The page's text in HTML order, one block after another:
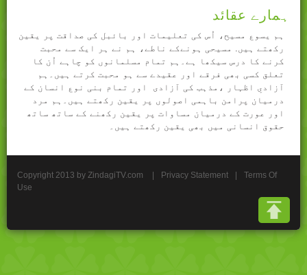
ہمارے عقائد
ہم یسوع مسیح، اُس کی تعلیمات اور بائبل کی صداقت پر یقین
رکھتے ہیں. مسیحی ہونےکے ناطے، ہم نے ہر ایک سے محبت
کرنے کا درس سیکھا ہے۔ہم تمام مسلمانوں کو چاہے اُن کا
تعلق کسی بھی فرقے اور عقیدے سے ہو محبت کرتے ہیں۔ہم
آزادیِ اظہار ،مذہب کی آزادی اور تمام بنی نوع انسان کے
درمیان پرامن باہمی اصولوں پر یقین رکھتے ہیں۔ہم مرد
اور عورت کے درمیان مساوات پر یقین رکھنے کے ساتھ ساتھ
حقوق انسانی میں بھی یقین رکھتے ہیں۔
Copyright 2013 by ZindagiTV.com Privacy Statement
Terms Of
Use